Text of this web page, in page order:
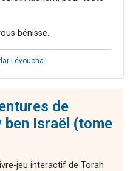
bénisse.
Lévoucha.
de
ben Israël (tome
jeu interactif de Torah